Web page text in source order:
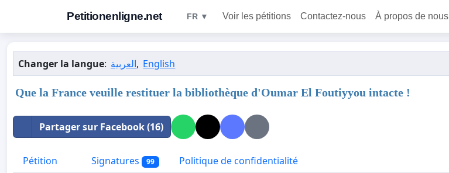
Petitionenligne.net FR ▼ Voir les pétitions Contactez-nous À propos de nous
Changer la langue: العربية, English
Que la France veuille restituer la bibliothèque d'Oumar El Foutiyyou intacte !
Partager sur Facebook (16)
Pétition Signatures 99 Politique de confidentialité